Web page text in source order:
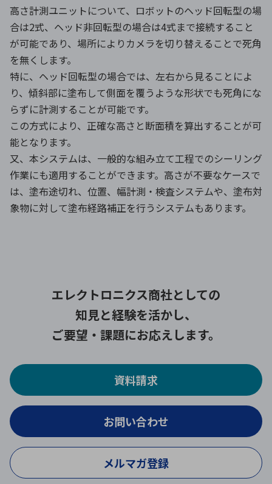
高さ計測ユニットについて、ロボットのヘッド回転型の場
合は2式、ヘッド非回転型の場合は4式まで接続すること
が可能であり、場所によりカメラを切り替えることで死角
を無くします。
特に、ヘッド回転型の場合では、左右から見ることによ
り、傾斜部に塗布して側面を覆うような形状でも死角にな
らずに計測することが可能です。
この方式により、正確な高さと断面積を算出することが可
能となります。
又、本システムは、一般的な組み立て工程でのシーリング
作業にも適用することができます。高さが不要なケースで
は、塗布途切れ、位置、幅計測・検査システムや、塗布対
象物に対して塗布経路補正を行うシステムもあります。
エレクトロニクス商社としての
知見と経験を活かし、
ご要望・課題にお応えします。
資料請求
お問い合わせ
メルマガ登録